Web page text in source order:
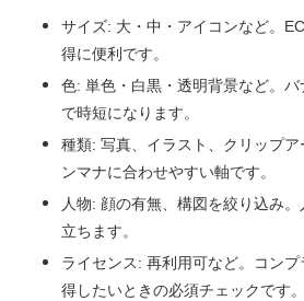
サイズ: 大・中・アイコンなど。
得に便利です。
色: 単色・白黒・透明背景など。
で時短になります。
種類: 写真、イラスト、クリップ
ンマナに合わせやすい軸です。
人物: 顔の有無、構図を絞り込み
立ちます。
ライセンス: 再利用可など。コン
得したいときの必須チェックです。